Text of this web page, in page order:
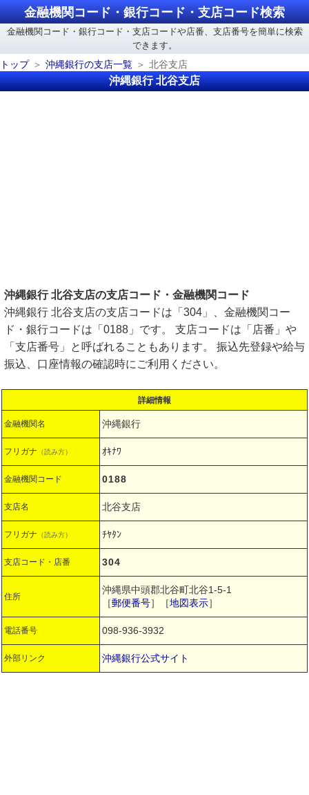
金融機関コード・銀行コード・支店コード検索
金融機関コード・銀行コード・支店コードや店番、支店番号を簡単に検索
できます。
トップ
沖縄銀行の支店一覧 北谷支店
沖縄銀行 北谷支店
沖縄銀行 北谷支店の支店コード・金融機関コード
沖縄銀行 北谷支店の支店コードは「304」、金融機関コー
ド・銀行コードは「0188」です。 支店コードは「店番」や
「支店番号」と呼ばれることもあります。 振込先登録や給与
振込、口座情報の確認時にご利用ください。
詳細情報
金融機関名 沖縄銀行
フリガナ （読み方） ｵｷﾅﾜ
金融機関コード 0188
支店名 北谷支店
フリガナ （読み方） ﾁﾔﾀﾝ
支店コード・店番 304
住所
沖縄県中頭郡北谷町北谷1-5-1
［郵便番号］［地図表示］
電話番号 098-936-3932
外部リンク 沖縄銀行公式サイト